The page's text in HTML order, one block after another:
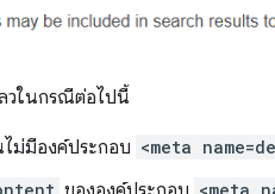
วในกรณีต่อไปนี้
ม่มีองค์ประกอบ <meta